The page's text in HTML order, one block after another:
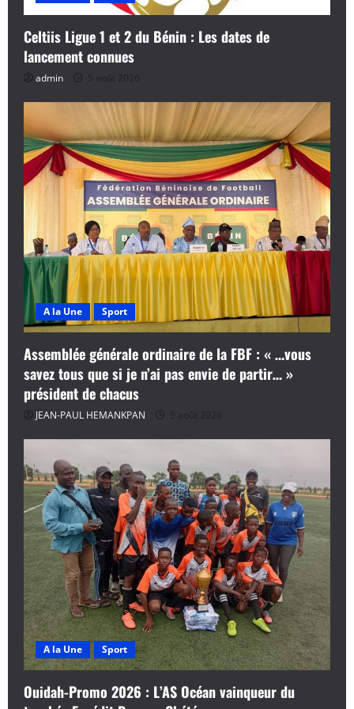
Celtiis Ligue 1 et 2 du Bénin : Les dates de
lancement connues
admin 5 août 2026
A la Une Sport
Assemblée générale ordinaire de la FBF : « …vous
savez tous que si je n’ai pas envie de partir… »
président de chacus
JEAN-PAUL HEMANKPAN 5 août 2026
A la Une Sport
Ouidah-Promo 2026 : L’AS Océan vainqueur du